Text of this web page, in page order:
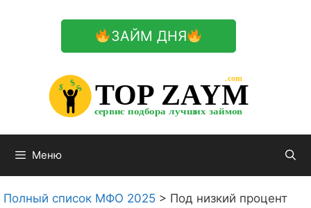
ЗАЙМ ДНЯ
TOP ZAYM
сервис подбора лучших займов
.com
$
$
$
Меню
Полный список МФО 2025 > Под низкий процент